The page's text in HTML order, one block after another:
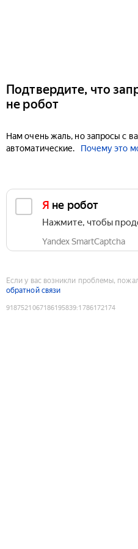
Подтвердите, что
не робот
Нам очень жаль, но запросы с
автоматические.
Почему это
Я не робот
Нажмите, чтобы
Yandex SmartCaptcha
Если у вас возникли проблемы,
обратной связи
9187521067186195839:1786172174